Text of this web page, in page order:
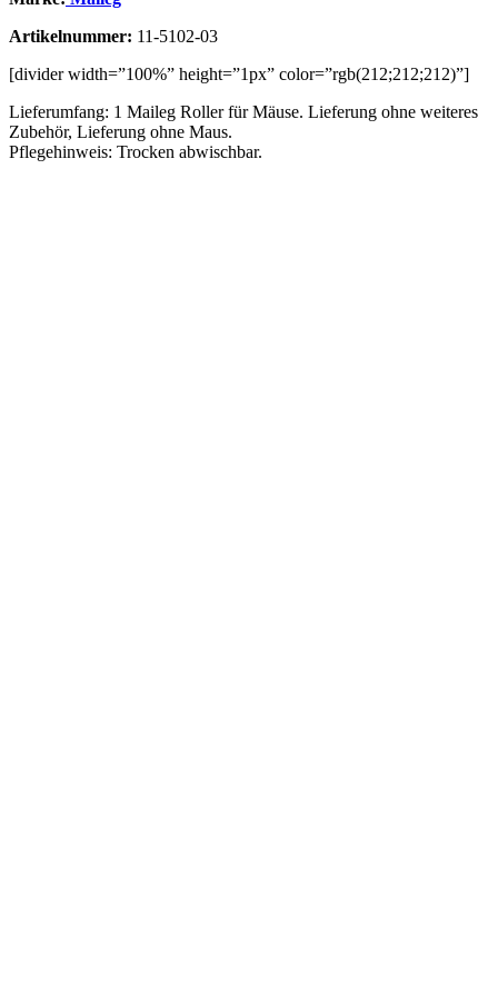
Artikelnummer: 11-5102-03
[divider width=”100%” height=”1px” color=”rgb(212;212;212)”]
Lieferumfang: 1 Maileg Roller für Mäuse. Lieferung ohne weiteres
Zubehör, Lieferung ohne Maus.
Pflegehinweis: Trocken abwischbar.